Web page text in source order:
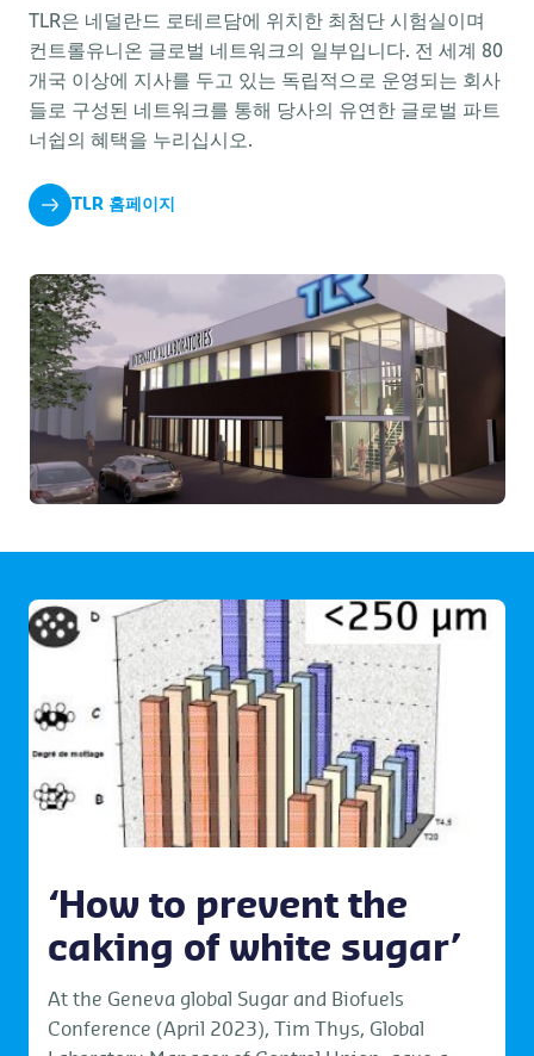
TLR은 네덜란드 로테르담에 위치한 최첨단 시험실이며
컨트롤유니온 글로벌 네트워크의 일부입니다. 전 세계 80
개국 이상에 지사를 두고 있는 독립적으로 운영되는 회사
들로 구성된 네트워크를 통해 당사의 유연한 글로벌 파트
너쉽의 혜택을 누리십시오.
TLR 홈페이지
‘How to prevent the
caking of white sugar’
At the Geneva global Sugar and Biofuels
Conference (April 2023), Tim Thys, Global